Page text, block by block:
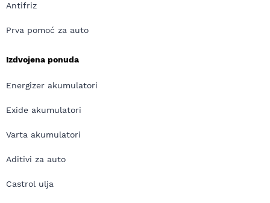
Antifriz
Prva pomoć za auto
Izdvojena ponuda
Energizer akumulatori
Exide akumulatori
Varta akumulatori
Aditivi za auto
Castrol ulja